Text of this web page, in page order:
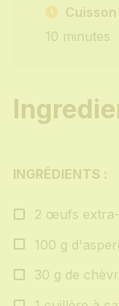
Cuisson
10 minutes
INGRÉDIENTS :
2 œufs extra-
100 g
30 g de